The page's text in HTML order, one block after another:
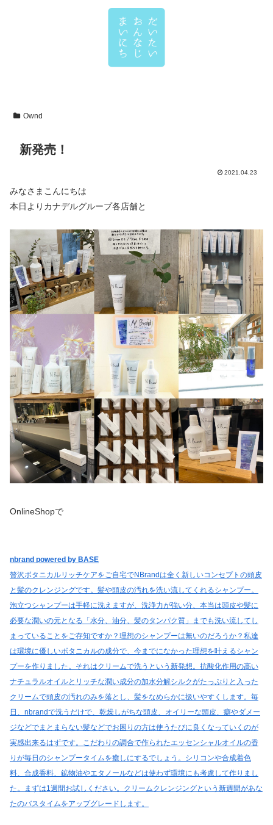
Ownd
新発売！
2021.04.23
みなさまこんにちは
本日よりカナデルグループ各店舗と
OnlineShopで
nbrand powered by BASE
贅沢ボタニカルリッチケアをご自宅でNBrandは全く新しいコンセプトの頭皮
と髪のクレンジングです。髪や頭皮の汚れを洗い流してくれるシャンプー。
泡立つシャンプーは手軽に洗えますが、洗浄力が強い分、本当は頭皮や髪に
必要な潤いの元となる「水分、油分、髪のタンパク質」までも洗い流してし
まっていることをご存知ですか？理想のシャンプーは無いのだろうか？私達
は環境に優しいボタニカルの成分で、今までになかった理想を叶えるシャン
プーを作りました。それはクリームで洗うという新発想。抗酸化作用の高い
ナチュラルオイルとリッチな潤い成分の加水分解シルクがたっぷりと入った
クリームで頭皮の汚れのみを落とし、髪をなめらかに扱いやすくします。毎
日、nbrandで洗うだけで、乾燥しがちな頭皮、オイリーな頭皮、癖やダメー
ジなどでまとまらない髪などでお困りの方は使うたびに良くなっていくのが
実感出来るはずです。こだわりの調合で作られたエッセンシャルオイルの香
りが毎日のシャンプータイムを癒しにするでしょう。シリコンや合成着色
料、合成香料、鉱物油やエタノールなどは使わず環境にも考慮して作りまし
た。まずは1週間お試しください。クリームクレンジングという新週間があな
たのバスタイムをアップグレードします。